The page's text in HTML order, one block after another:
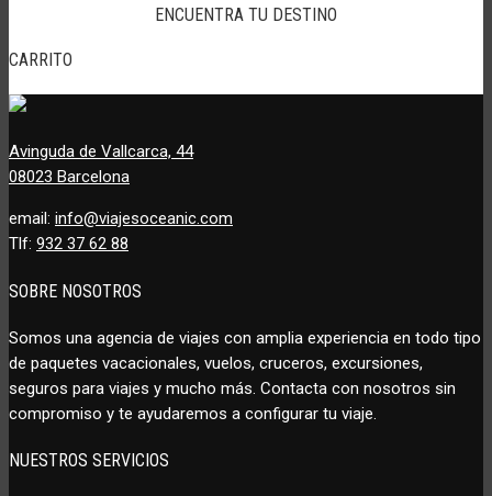
ENCUENTRA TU DESTINO
CARRITO
Avinguda de Vallcarca, 44
08023 Barcelona
email: info@viajesoceanic.com
Tlf: 932 37 62 88
SOBRE NOSOTROS
Somos una agencia de viajes con amplia experiencia en todo tipo
de paquetes vacacionales, vuelos, cruceros, excursiones,
seguros para viajes y mucho más. Contacta con nosotros sin
compromiso y te ayudaremos a configurar tu viaje.
NUESTROS SERVICIOS